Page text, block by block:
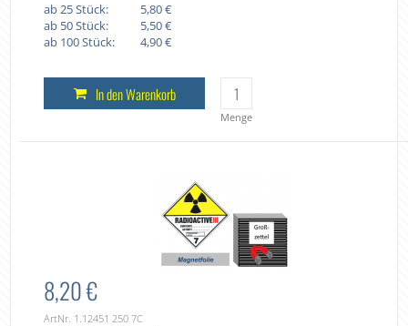
ab 25 Stück:
5,80 €
ab 50 Stück:
5,50 €
ab 100 Stück:
4,90 €
Menge
In den Warenkorb
8,20 €
ArtNr. 1.12451 250 7C